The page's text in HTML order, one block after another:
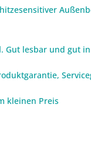
Gut lesbar und gut
kleinen Preis